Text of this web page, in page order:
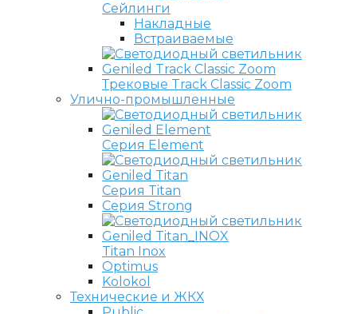
Сейлинги
Накладные
Встраиваемые
Трековые Track Classic Zoom
Улично-промышленные
Серия Element
Серия Titan
Серия Strong
Titan Inox
Optimus
Kolokol
Технические и ЖКХ